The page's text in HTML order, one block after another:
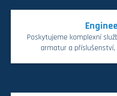
Poskytujeme komplexní
armatur a